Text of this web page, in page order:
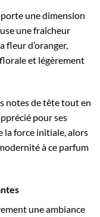
une dimension
une fraîcheur
fleur d’oranger,
et légèrement
notes de tête tout en
pour ses
la force initiale, alors
à ce parfum
une ambiance